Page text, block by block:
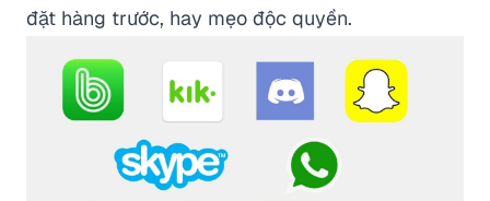
đặt hàng trước, hay mẹo độc quyền.